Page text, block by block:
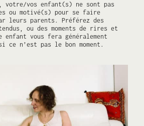
votre/vos enfant(s) ne sont pas
ou motivé(s) pour se faire
leurs parents. Préférez des
ou des moments de rires et
enfant vous fera généralement
ce n’est pas le bon moment.